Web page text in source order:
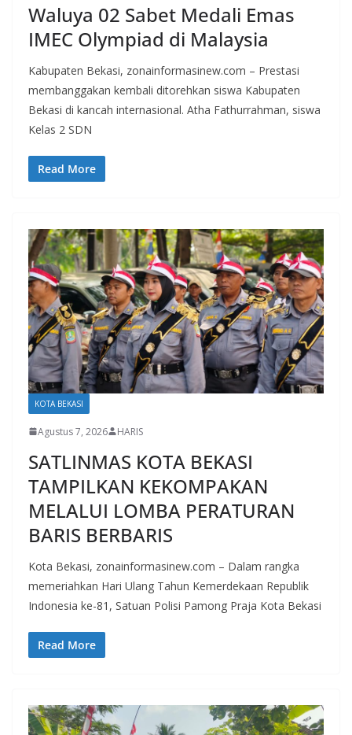
Waluya 02 Sabet Medali Emas
IMEC Olympiad di Malaysia
Kabupaten Bekasi, zonainformasinew.com – Prestasi
membanggakan kembali ditorehkan siswa Kabupaten
Bekasi di kancah internasional. Atha Fathurrahman, siswa
Kelas 2 SDN
Read More
KOTA BEKASI
Agustus 7, 2026 HARIS
SATLINMAS KOTA BEKASI
TAMPILKAN KEKOMPAKAN
MELALUI LOMBA PERATURAN
BARIS BERBARIS
Kota Bekasi, zonainformasinew.com – Dalam rangka
memeriahkan Hari Ulang Tahun Kemerdekaan Republik
Indonesia ke-81, Satuan Polisi Pamong Praja Kota Bekasi
Read More